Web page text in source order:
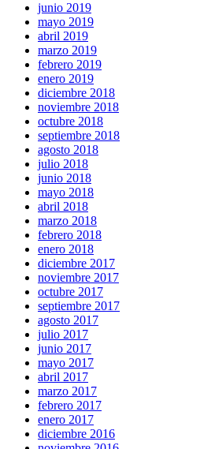
junio 2019
mayo 2019
abril 2019
marzo 2019
febrero 2019
enero 2019
diciembre 2018
noviembre 2018
octubre 2018
septiembre 2018
agosto 2018
julio 2018
junio 2018
mayo 2018
abril 2018
marzo 2018
febrero 2018
enero 2018
diciembre 2017
noviembre 2017
octubre 2017
septiembre 2017
agosto 2017
julio 2017
junio 2017
mayo 2017
abril 2017
marzo 2017
febrero 2017
enero 2017
diciembre 2016